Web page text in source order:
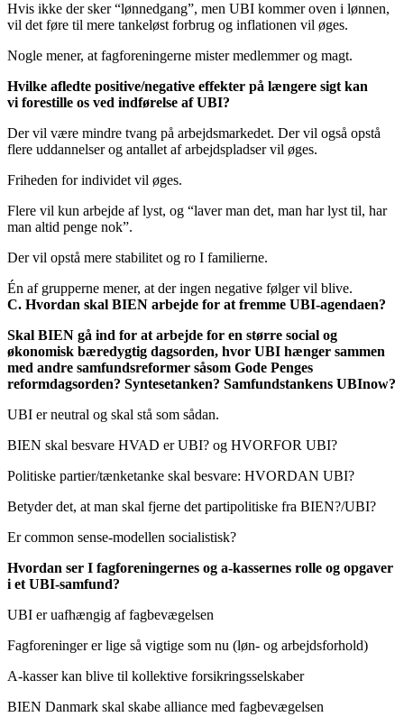
Hvis ikke der sker “lønnedgang”, men UBI kommer oven i lønnen,
vil det føre til mere tankeløst forbrug og inflationen vil øges.
Nogle mener, at fagforeningerne mister medlemmer og magt.
Hvilke afledte positive/negative effekter på længere sigt kan
vi forestille os ved indførelse af UBI?
Der vil være mindre tvang på arbejdsmarkedet. Der vil også opstå
flere uddannelser og antallet af arbejdspladser vil øges.
Friheden for individet vil øges.
Flere vil kun arbejde af lyst, og “laver man det, man har lyst til, har
man altid penge nok”.
Der vil opstå mere stabilitet og ro I familierne.
Én af grupperne mener, at der ingen negative følger vil blive.
C. Hvordan skal BIEN arbejde for at fremme UBI-agendaen?
Skal BIEN gå ind for at arbejde for en større social og
økonomisk bæredygtig dagsorden, hvor UBI hænger sammen
med andre samfundsreformer såsom Gode Penges
reformdagsorden? Syntesetanken? Samfundstankens UBInow?
UBI er neutral og skal stå som sådan.
BIEN skal besvare HVAD er UBI? og HVORFOR UBI?
Politiske partier/tænketanke skal besvare: HVORDAN UBI?
Betyder det, at man skal fjerne det partipolitiske fra BIEN?/UBI?
Er common sense-modellen socialistisk?
Hvordan ser I fagforeningernes og a-kassernes rolle og opgaver
i et UBI-samfund?
UBI er uafhængig af fagbevægelsen
Fagforeninger er lige så vigtige som nu (løn- og arbejdsforhold)
A-kasser kan blive til kollektive forsikringsselskaber
BIEN Danmark skal skabe alliance med fagbevægelsen